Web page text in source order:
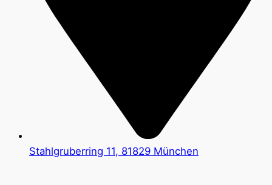
Stahlgruberring 11, 81829 München